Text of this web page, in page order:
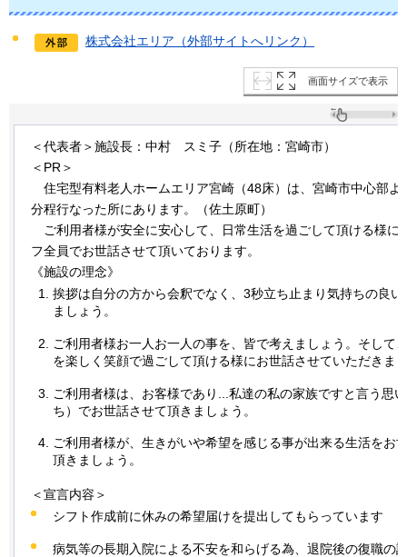
株式会社エリア（外部サイトへリンク）
画面サイズで表示
＜代表者＞施設長：中村 ス ミ子（所在地：宮崎市）
＜PR＞
住宅型有料老人ホームエリア宮崎（48床）は、宮崎市中心部よ
分程行なった所にあります。（佐土原町）
ご利 用者様が安全に安心して、日常生活を過ごして頂ける様に
フ全員でお世話させて頂いております。
《施設の理念》
挨拶は自分の方から会釈でなく、3秒立ち止まり気持ちの良い
ましょう。
ご利用者様お一人お一人の事を、皆で考えましょう。そして
を楽しく笑顔で過ごして頂ける様にお世話させていただきま
ご利用者様は、お客様であり...私達の私の家族ですと言う思
ち）でお世話させて頂きましょう。
ご利用者様が、生きがいや希望を感じる事が出来る生活をお
頂きましょう。
＜宣言内容＞
シフト作成前に休みの希望届けを提出してもらっています
病気等の長期入院による不安を和らげる為、退院後の復職の